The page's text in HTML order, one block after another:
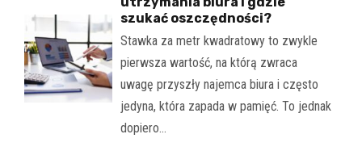
szukać oszczędności?
Stawka za metr kwadratowy to zwykle
pierwsza wartość, na którą zwraca
uwagę przyszły najemca biura i często
jedyna, która zapada w pamięć. To jednak
dopiero…